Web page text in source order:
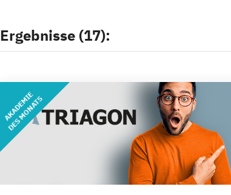
Ergebnisse (17):
AKADEMIE
DES MONATS